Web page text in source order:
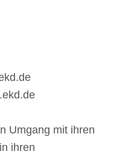
Umgang mit ihren
ihren